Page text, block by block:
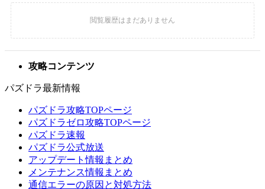
攻略コンテンツ
パズドラ最新情報
パズドラ攻略TOPページ
パズドラゼロ攻略TOPページ
パズドラ速報
パズドラ公式放送
アップデート情報まとめ
メンテナンス情報まとめ
通信エラーの原因と対処方法